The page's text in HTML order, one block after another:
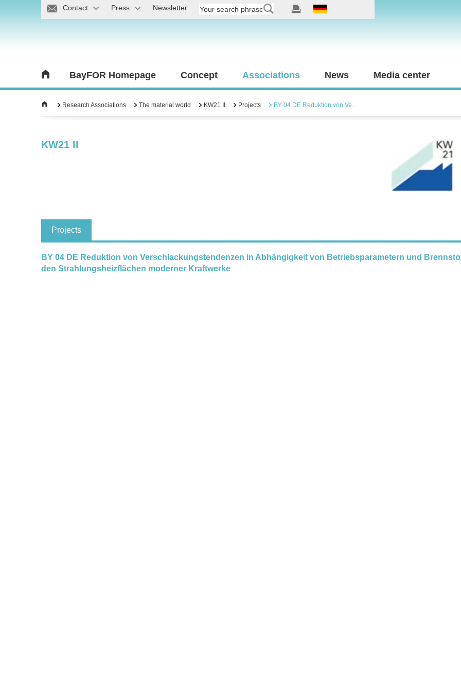
Contact Press Newsletter
BayFOR Homepage Concept Associations News Media center
Research Associations The material world KW21 II Projects BY 04 DE Reduktion von Ve…
KW21 II
Projects
BY 04 DE Reduktion von Verschlackungstendenzen in Abhängigkeit von Betriebsparametern und
den Strahlungsheizflächen moderner Kraftwerke